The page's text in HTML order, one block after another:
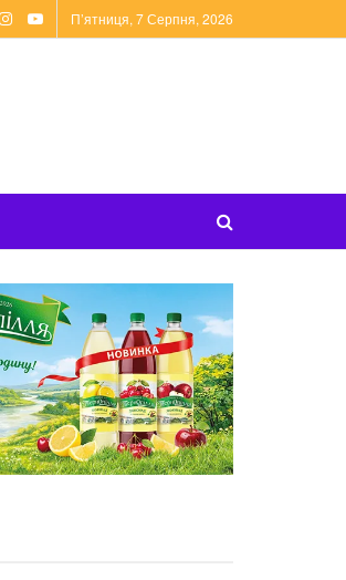
П’ятниця, 7 Серпня, 2026